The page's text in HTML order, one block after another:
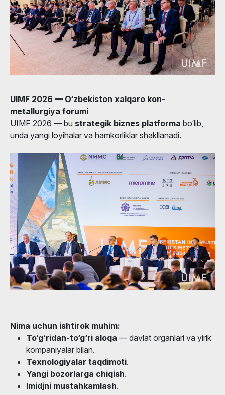
UIMF 2026 — O‘zbekiston xalqaro kon-
metallurgiya forumi
UIMF 2026 — bu strategik biznes platforma bo‘lib,
unda yangi loyihalar va hamkorliklar shakllanadi.
Nima uchun ishtirok muhim:
To‘g‘ridan-to‘g‘ri aloqa — davlat organlari va yirik
kompaniyalar bilan.
Texnologiyalar taqdimoti.
Yangi bozorlarga chiqish.
Imidjni mustahkamlash.